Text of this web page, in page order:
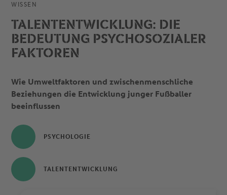
WISSEN
TALENTENTWICKLUNG: DIE
BEDEUTUNG PSYCHOSOZIALER
FAKTOREN
Wie Umweltfaktoren und zwischenmenschliche
Beziehungen die Entwicklung junger Fußballer
beeinflussen
PSYCHOLOGIE
TALENTENTWICKLUNG